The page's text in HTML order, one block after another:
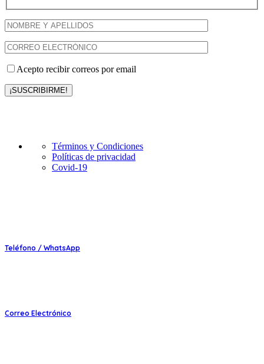
Acepto recibir correos por email
Términos y Condiciones
Políticas de privacidad
Covid-19
Teléfono / WhatsApp
Correo Electrónico